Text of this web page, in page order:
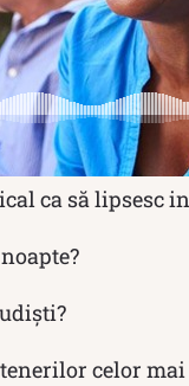
ca să lipsesc
celor